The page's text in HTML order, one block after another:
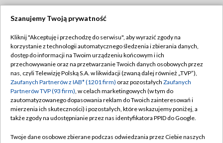
TVP
Abonament TVP
Emisja w TVP
Centrum informacji TVP
Naziemna Telewizja Cyfrowa
Regulamin TVP
Polityka prywatności
Moje zgody
Pomoc
Szanujemy Twoją prywatność
Kliknij "Akceptuję i przechodzę do serwisu", aby wyrazić zgody na
korzystanie z technologii automatycznego śledzenia i zbierania danych,
dostęp do informacji na Twoim urządzeniu końcowym i ich
przechowywanie oraz na przetwarzanie Twoich danych osobowych przez
nas, czyli Telewizję Polską S.A. w likwidacji (zwaną dalej również „TVP”),
Zaufanych Partnerów z IAB* (1201 firm) oraz pozostałych Zaufanych
Partnerów TVP (93 firm), w celach marketingowych (w tym do
zautomatyzowanego dopasowania reklam do Twoich zainteresowań i
mierzenia ich skuteczności) i pozostałych, które wskazujemy poniżej, a
także zgody na udostępnianie przez nas identyfikatora PPID do Google.
Twoje dane osobowe zbierane podczas odwiedzania przez Ciebie naszych